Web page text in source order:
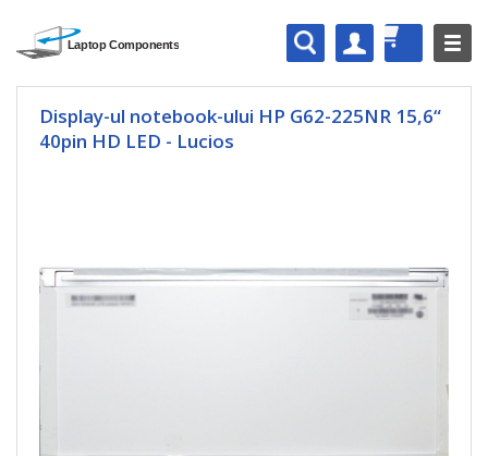
Display-ul notebook-ului HP G62-225NR 15,6“
40pin HD LED - Lucios